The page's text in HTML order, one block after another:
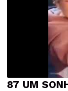
87 UM